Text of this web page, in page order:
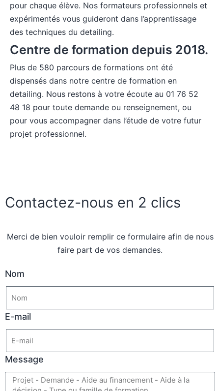
pour chaque élève. Nos formateurs professionnels et
expérimentés vous guideront dans l’apprentissage
des techniques du detailing.
Centre de formation depuis 2018.
Plus de 580 parcours de formations ont été
dispensés dans notre centre de formation en
detailing. Nous restons à votre écoute au 01 76 52
48 18 pour toute demande ou renseignement, ou
pour vous accompagner dans l’étude de votre futur
projet professionnel.
Contactez-nous en 2 clics
Merci de bien vouloir remplir ce formulaire afin de nous
faire part de vos demandes.
Nom
E-mail
Message